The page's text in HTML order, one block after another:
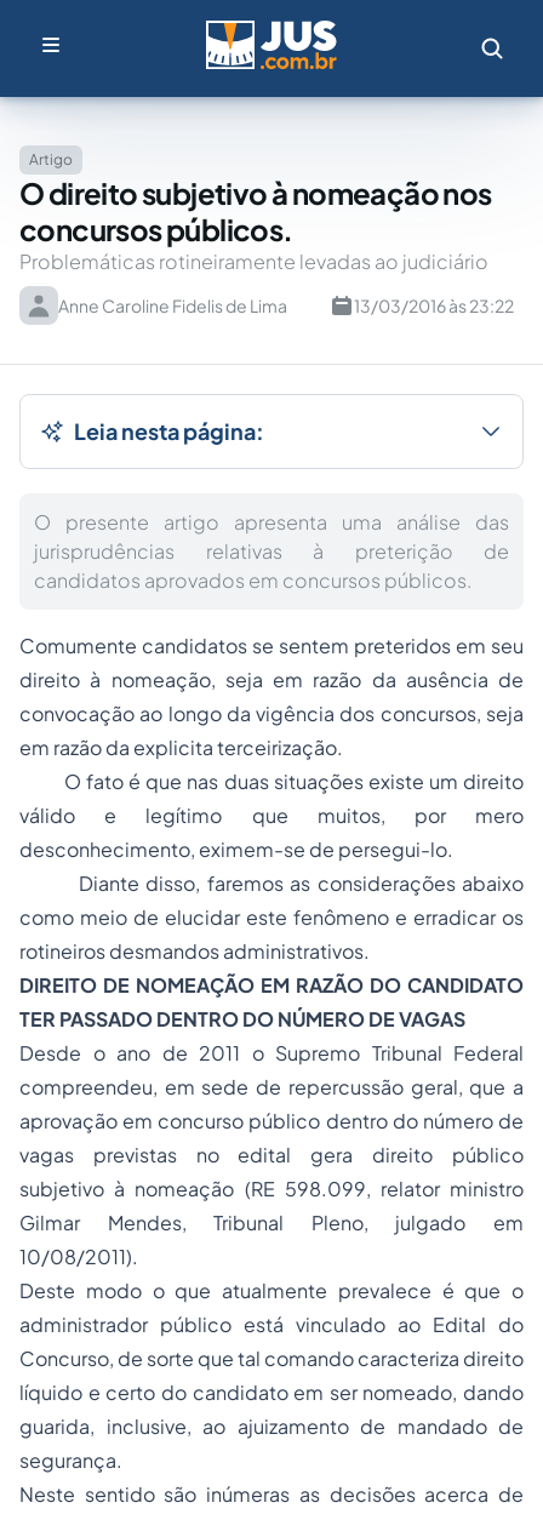
Artigo
O direito subjetivo à nomeação nos
concursos públicos.
Problemáticas rotineiramente levadas ao judiciário
Anne Caroline Fidelis de Lima 13/03/2016 às 23:22
Leia nesta página:
O presente artigo apresenta uma análise das
jurisprudências relativas à preterição de
candidatos aprovados em concursos públicos.
Comumente candidatos se sentem preteridos em seu
direito à nomeação, seja em razão da ausência de
convocação ao longo da vigência dos concursos, seja
em razão da explicita terceirização.
O fato é que nas duas situações existe um direito
válido e legítimo que muitos, por mero
desconhecimento, eximem-se de persegui-lo.
Diante disso, faremos as considerações abaixo
como meio de elucidar este fenômeno e erradicar os
rotineiros desmandos administrativos.
DIREITO DE NOMEAÇÃO EM RAZÃO DO CANDIDATO
TER PASSADO DENTRO DO NÚMERO DE VAGAS
Desde o ano de 2011 o Supremo Tribunal Federal
compreendeu, em sede de repercussão geral, que a
aprovação em concurso público dentro do número de
vagas previstas no edital gera direito público
subjetivo à nomeação (RE 598.099, relator ministro
Gilmar Mendes, Tribunal Pleno, julgado em
10/08/2011).
Deste modo o que atualmente prevalece é que o
administrador público está vinculado ao Edital do
Concurso, de sorte que tal comando caracteriza direito
líquido e certo do candidato em ser nomeado, dando
guarida, inclusive, ao ajuizamento de mandado de
segurança.
Neste sentido são inúmeras as decisões acerca de